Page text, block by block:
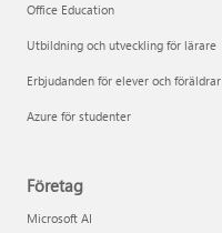
Office Education
Utbildning och utveckling för lärare
Erbjudanden för elever och föräldrar
Azure för studenter
Företag
Microsoft AI